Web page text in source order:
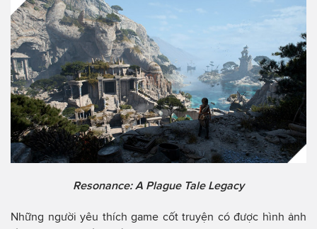
Resonance: A Plague Tale Legacy
Những người yêu thích game cốt truyện có được hình ảnh